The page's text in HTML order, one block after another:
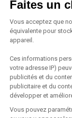
Avenue
20137 Porto
Tél. +33 (0)4 95
Voir le plan
Suivez-
Faites un
Vous acceptez que
équivalente pour
appareil.
Ces informations
votre adresse IP)
publicités et du
publicitaire et du
développer et
Vous pouvez